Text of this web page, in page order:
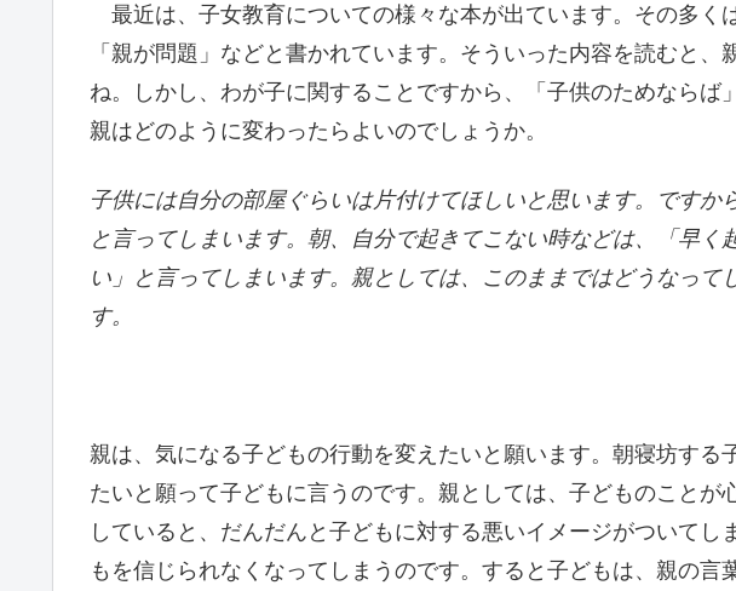
最近は、子女教育についての様々な本が出ています。その多く
「親が問題」などと書かれています。そういった内容を読むと
ね。しかし、わが子に関することですから、「子供のためならば
親はどのように変わったらよいのでしょうか。
子供には自分の部屋ぐらいは片付けてほしいと思います。ですか
と言ってしまいます。朝、自分で起きてこない時などは、「早
い」と言ってしまいます。親としては、このままではどうなっ
す。
親は、気になる子どもの行動を変えたいと願います。朝寝坊す
たいと願って子どもに言うのです。親としては、子どものこと
していると、だんだんと子どもに対する悪いイメージがついて
もを信じられなくなってしまうのです。すると子どもは、親の